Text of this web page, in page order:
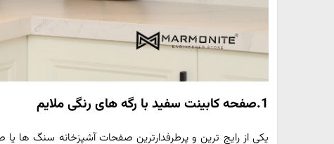
1.صفحه کابینت سفید با رگه های رنگی ملایم
یکی از رایج ترین و پرطرفدارترین صفحات آشپزخانه سنگ ها